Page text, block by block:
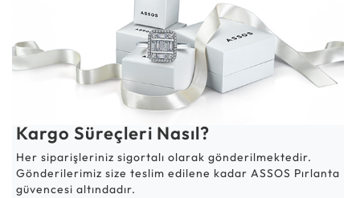
Kargo Süreçleri Nasıl?
Her siparişleriniz sigortalı olarak gönderilmektedir.
Gönderilerimiz size teslim edilene kadar ASSOS Pırlanta
güvencesi altındadır.